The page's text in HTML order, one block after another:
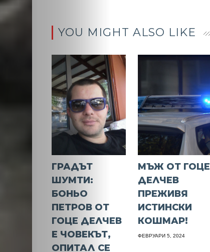
YOU MIGHT ALSO LIKE
ГРАДЪТ
ШУМТИ:
БОНЬО
ПЕТРОВ ОТ
ГОЦЕ ДЕЛЧЕВ
Е ЧОВЕКЪТ,
ОПИТАЛ СЕ
МЪЖ ОТ ГОЦЕ
ДЕЛЧЕВ
ПРЕЖИВЯ
ИСТИНСКИ
КОШМАР!
ФЕВРУАРИ 5, 2024